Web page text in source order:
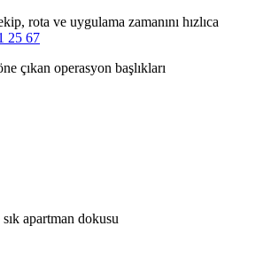
rota ve uygulama zamanını hızlıca
25 67
çıkan operasyon başlıkları
apartman dokusu